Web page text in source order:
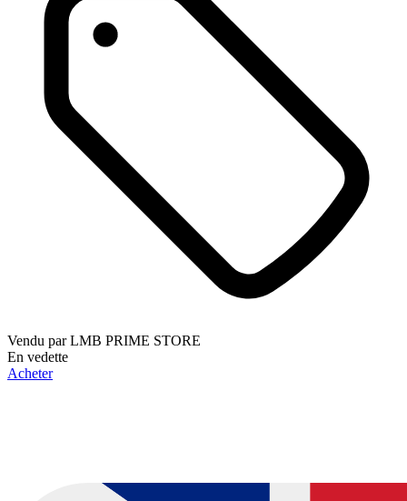
Vendu parLMB PRIME STORE
En vedette
Acheter